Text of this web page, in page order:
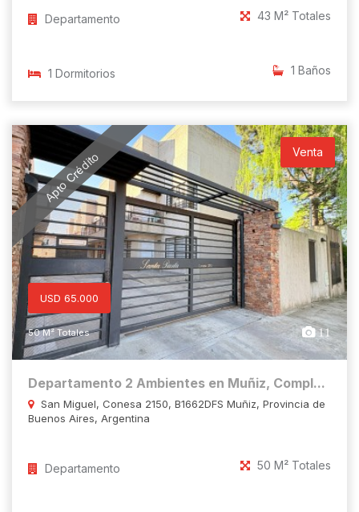
Departamento 43 M² Totales
1 Dormitorios 1 Baños
Apto Crédito Venta
USD 65.000
50 M² Totales 11
Departamento 2 Ambientes en Muñiz, Compl...
San Miguel, Conesa 2150, B1662DFS Muñiz, Provincia de
Buenos Aires, Argentina
Departamento 50 M² Totales